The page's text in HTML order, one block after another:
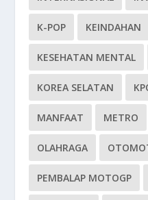
K-POP KEINDAHAN
KESEHATAN MENTAL
KOREA SELATAN
MANFAAT METRO
OLAHRAGA
PEMBALAP MOTOGP